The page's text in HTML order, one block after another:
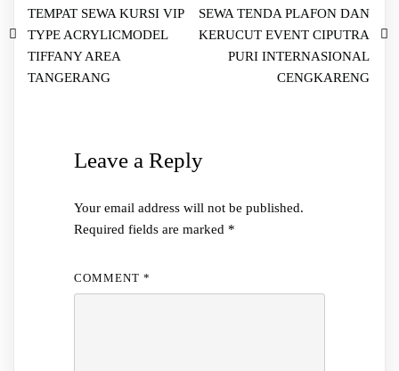
TEMPAT SEWA KURSI VIP
TYPE ACRYLICMODEL
TIFFANY AREA
TANGERANG
SEWA TENDA PLAFON DAN
KERUCUT EVENT CIPUTRA
PURI INTERNASIONAL
CENGKARENG
Leave a Reply
Your email address will not be published.
Required fields are marked *
COMMENT *